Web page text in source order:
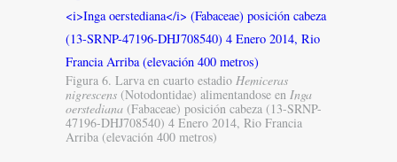
Figura 6. Larva en cuarto estadio Hemiceras
nigrescens (Notodontidae) alimentandose en Inga
oerstediana (Fabaceae) posición cabeza (13-SRNP-
47196-DHJ708540) 4 Enero 2014, Rio Francia
Arriba (elevación 400 metros)